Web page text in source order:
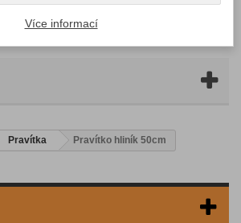
Pravítka Pravítko hliník 50cm
Více informací